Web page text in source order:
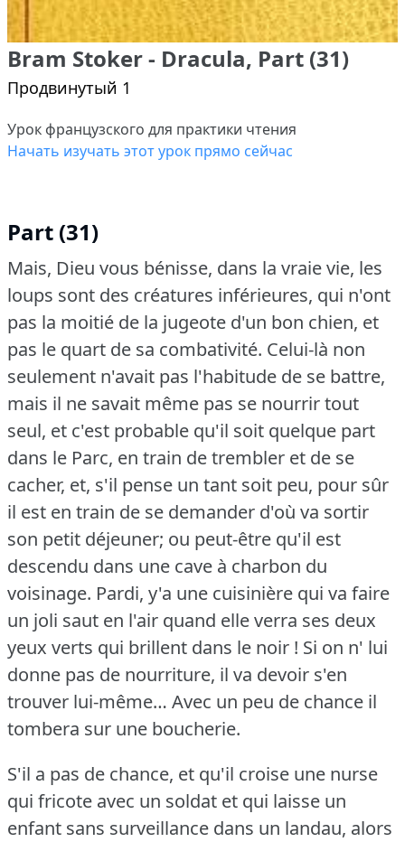
Bram Stoker - Dracula, Part (31)
Продвинутый 1
Урок французского для практики чтения
Начать изучать этот урок прямо сейчас
Part (31)
Mais, Dieu vous bénisse, dans la vraie vie, les
loups sont des créatures inférieures, qui n'ont
pas la moitié de la jugeote d'un bon chien, et
pas le quart de sa combativité. Celui-là non
seulement n'avait pas l'habitude de se battre,
mais il ne savait même pas se nourrir tout
seul, et c'est probable qu'il soit quelque part
dans le Parc, en train de trembler et de se
cacher, et, s'il pense un tant soit peu, pour sûr
il est en train de se demander d'où va sortir
son petit déjeuner; ou peut-être qu'il est
descendu dans une cave à charbon du
voisinage. Pardi, y'a une cuisinière qui va faire
un joli saut en l'air quand elle verra ses deux
yeux verts qui brillent dans le noir ! Si on n' lui
donne pas de nourriture, il va devoir s'en
trouver lui-même… Avec un peu de chance il
tombera sur une boucherie.
S'il a pas de chance, et qu'il croise une nurse
qui fricote avec un soldat et qui laisse un
enfant sans surveillance dans un landau, alors